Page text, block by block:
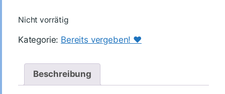
Nicht vorrätig
Kategorie: Bereits vergeben! ♥️
Beschreibung